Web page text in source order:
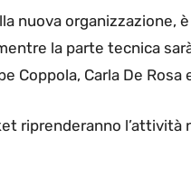
nuova organizzazione,
la parte tecnica
Coppola, Carla De Rosa
riprenderanno l’attività